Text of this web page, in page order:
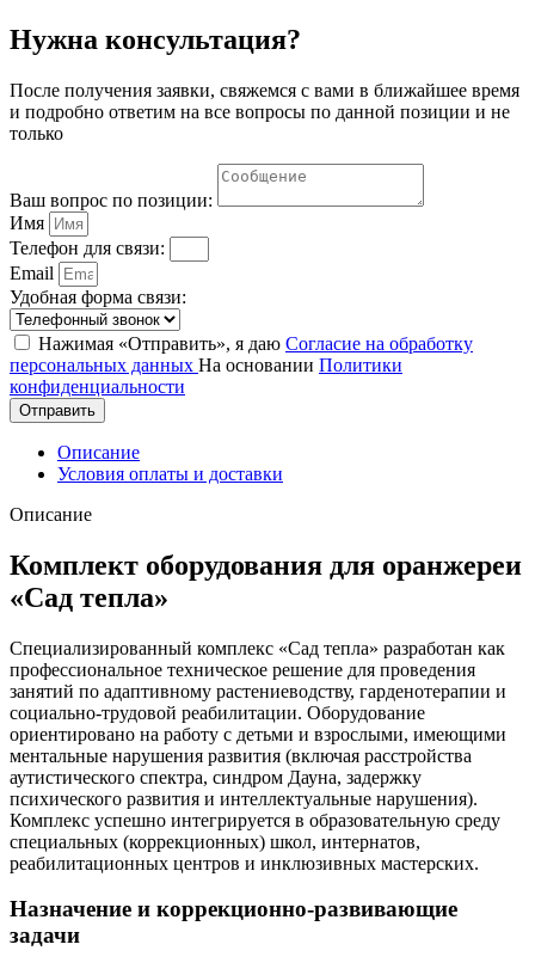
Нужна консультация?
После получения заявки, свяжемся с вами в ближайшее время
и подробно ответим на все вопросы по данной позиции и не
только
Ваш вопрос по позиции:
Имя
Телефон для связи:
Email
Удобная форма связи:
Нажимая «Отправить», я даю Согласие на обработку
персональных данных На основании Политики
конфиденциальности
Отправить
Описание
Условия оплаты и доставки
Описание
Комплект оборудования для оранжереи
«Сад тепла»
Специализированный комплекс «Сад тепла» разработан как
профессиональное техническое решение для проведения
занятий по адаптивному растениеводству, гарденотерапии и
социально-трудовой реабилитации. Оборудование
ориентировано на работу с детьми и взрослыми, имеющими
ментальные нарушения развития (включая расстройства
аутистического спектра, синдром Дауна, задержку
психического развития и интеллектуальные нарушения).
Комплекс успешно интегрируется в образовательную среду
специальных (коррекционных) школ, интернатов,
реабилитационных центров и инклюзивных мастерских.
Назначение и коррекционно-развивающие
задачи